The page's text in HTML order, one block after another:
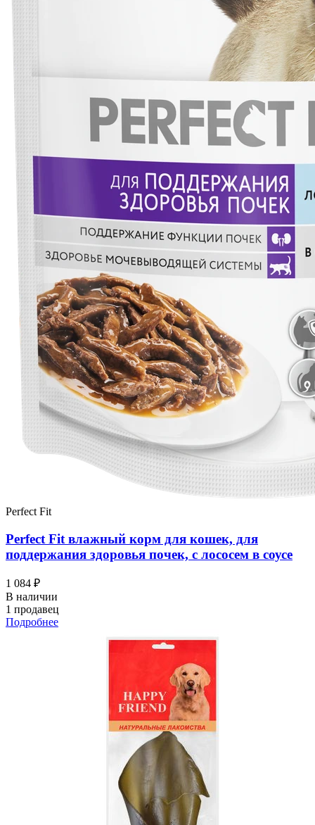
Perfect Fit
Perfect Fit влажный корм для кошек, для
поддержания здоровья почек, с лососем в соусе
1 084 ₽
В наличии
1 продавец
Подробнее